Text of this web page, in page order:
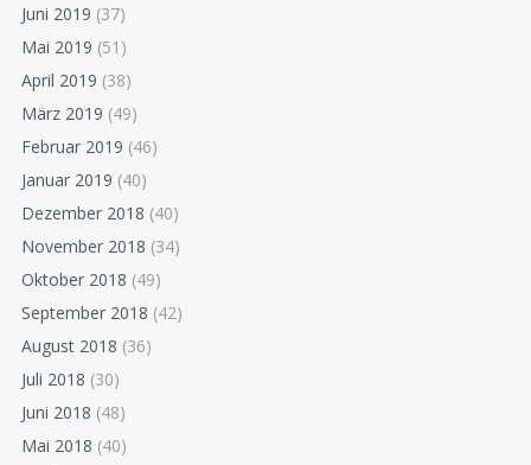
Juni 2019 (37)
Mai 2019 (51)
April 2019 (38)
März 2019 (49)
Februar 2019 (46)
Januar 2019 (40)
Dezember 2018 (40)
November 2018 (34)
Oktober 2018 (49)
September 2018 (42)
August 2018 (36)
Juli 2018 (30)
Juni 2018 (48)
Mai 2018 (40)